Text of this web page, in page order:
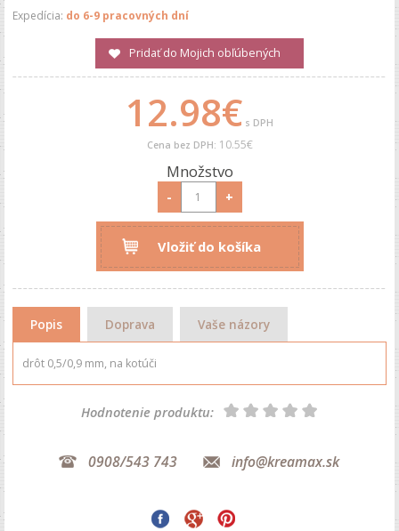
Expedícia: do 6-9 pracovných dní
Pridať do Mojich obľúbených
12.98€ s DPH
Cena bez DPH: 10.55€
Množstvo
- +
Vložiť do košíka
Popis Doprava Vaše názory
drôt 0,5/0,9 mm, na kotúči
Hodnotenie produktu:
0908/543 743 info@kreamax.sk